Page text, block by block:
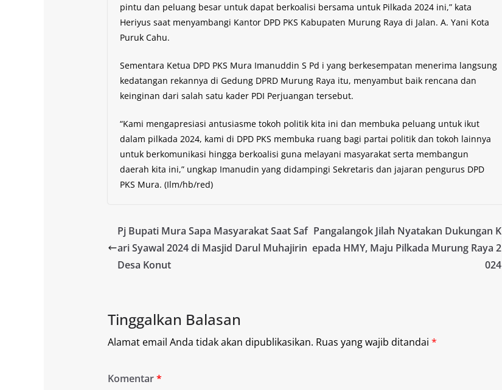
pintu dan peluang besar untuk dapat berkoalisi bersama untuk Pilkada 2024 ini,” kata
Heriyus saat menyambangi Kantor DPD PKS Kabupaten Murung Raya di Jalan. A. Yani Kota
Puruk Cahu.
Sementara Ketua DPD PKS Mura Imanuddin S Pd i yang berkesempatan menerima langsung
kedatangan rekannya di Gedung DPRD Murung Raya itu, menyambut baik rencana dan
keinginan dari salah satu kader PDI Perjuangan tersebut.
“Kami mengapresiasi antusiasme tokoh politik kita ini dan membuka peluang untuk ikut
dalam pilkada 2024, kami di DPD PKS membuka ruang bagi partai politik dan tokoh lainnya
untuk berkomunikasi hingga berkoalisi guna melayani masyarakat serta membangun
daerah kita ini,” ungkap Imanudin yang didampingi Sekretaris dan jajaran pengurus DPD
PKS Mura. (Ilm/hb/red)
Pj Bupati Mura Sapa Masyarakat Saat Saf
ari Syawal 2024 di Masjid Darul Muhajirin
Desa Konut
Pangalangok Jilah Nyatakan Dukungan K
epada HMY, Maju Pilkada Murung Raya 2
024
Tinggalkan Balasan
Alamat email Anda tidak akan dipublikasikan. Ruas yang wajib ditandai *
Komentar*